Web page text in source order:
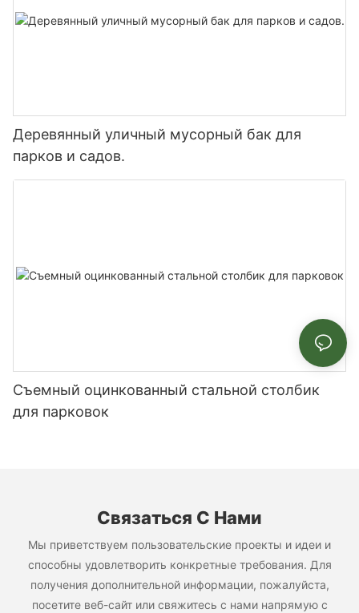
Деревянный уличный мусорный бак для
парков и садов.
Съемный оцинкованный стальной столбик
для парковок
Связаться С Нами
Мы приветствуем пользовательские проекты и идеи и
способны удовлетворить конкретные требования. Для
получения дополнительной информации, пожалуйста,
посетите веб-сайт или свяжитесь с нами напрямую с